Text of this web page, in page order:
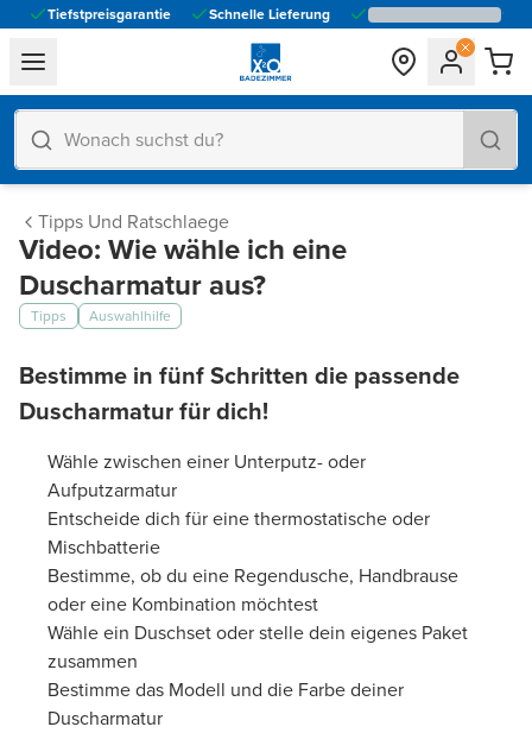
Tiefstpreisgarantie Schnelle Lieferung
general.navigation.toggle_menu.label
Tipps Und Ratschlaege
Video: Wie wähle ich eine
Duscharmatur aus?
Tipps Auswahlhilfe
Bestimme in fünf Schritten die passende
Duscharmatur für dich!
Wähle zwischen einer Unterputz- oder
Aufputzarmatur
Entscheide dich für eine thermostatische oder
Mischbatterie
Bestimme, ob du eine Regendusche, Handbrause
oder eine Kombination möchtest
Wähle ein Duschset oder stelle dein eigenes Paket
zusammen
Bestimme das Modell und die Farbe deiner
Duscharmatur